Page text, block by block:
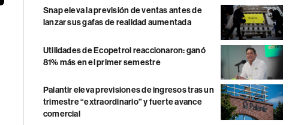
Snap eleva la previsión de ventas antes de
lanzar sus gafas de realidad aumentada
Utilidades de Ecopetrol reaccionaron: ganó
81% más en el primer semestre
Palantir eleva previsiones de ingresos tras un
trimestre “extraordinario” y fuerte avance
comercial